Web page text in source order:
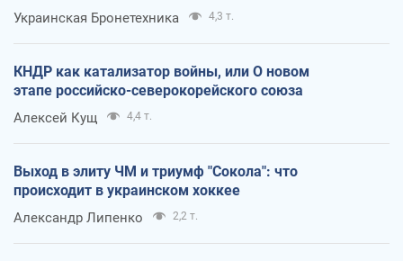
Украинская Бронетехника 4,3 т.
КНДР как катализатор войны, или О новом
этапе российско-северокорейского союза
Алексей Кущ 4,4 т.
Выход в элиту ЧМ и триумф "Сокола": что
происходит в украинском хоккее
Александр Липенко 2,2 т.